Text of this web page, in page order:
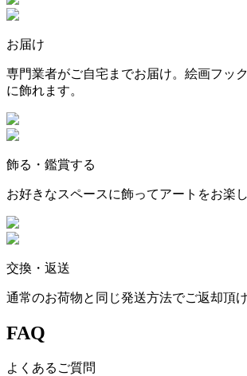
お届け
専門業者がご自宅までお届け。絵画フッ
に飾れます。
飾る・鑑賞する
お好きなスペースに飾ってアートをお楽
交換・返送
通常のお荷物と同じ発送方法でご返却頂け
FAQ
よくあるご質問